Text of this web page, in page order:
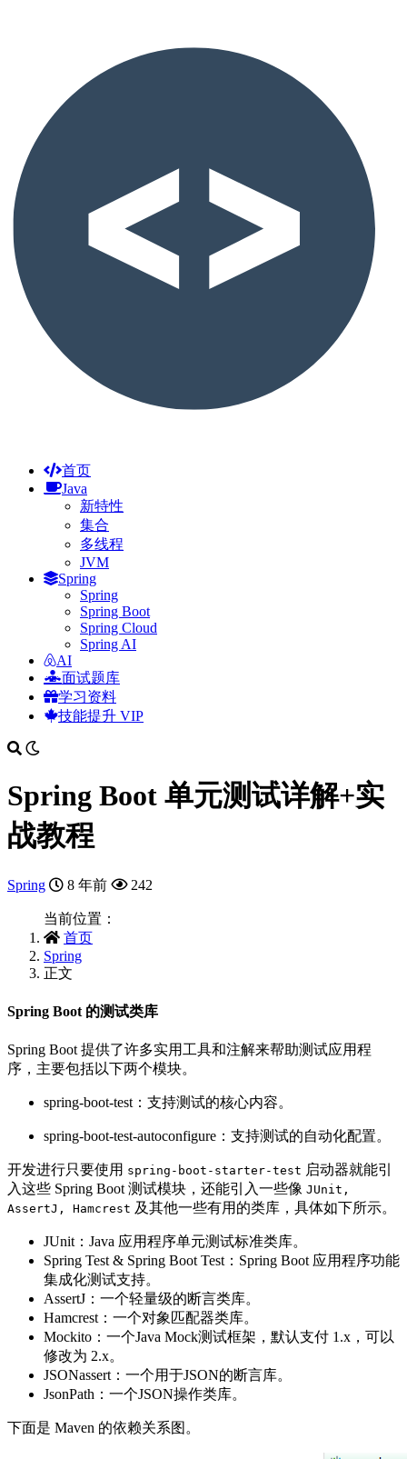
首页
Java
新特性
集合
多线程
JVM
Spring
Spring
Spring Boot
Spring Cloud
Spring AI
AI
面试题库
学习资料
技能提升 VIP
Spring Boot 单元测试详解+实
战教程
Spring 8 年前 242
当前位置：
首页
Spring
正文
Spring Boot 的测试类库
Spring Boot 提供了许多实用工具和注解来帮助测试应用程
序，主要包括以下两个模块。
spring-boot-test：支持测试的核心内容。
spring-boot-test-autoconfigure：支持测试的自动化配置。
开发进行只要使用 spring-boot-starter-test 启动器就能引
入这些 Spring Boot 测试模块，还能引入一些像 JUnit,
AssertJ, Hamcrest 及其他一些有用的类库，具体如下所示。
JUnit：Java 应用程序单元测试标准类库。
Spring Test & Spring Boot Test：Spring Boot 应用程序功能
集成化测试支持。
AssertJ：一个轻量级的断言类库。
Hamcrest：一个对象匹配器类库。
Mockito：一个Java Mock测试框架，默认支付 1.x，可以
修改为 2.x。
JSONassert：一个用于JSON的断言库。
JsonPath：一个JSON操作类库。
下面是 Maven 的依赖关系图。